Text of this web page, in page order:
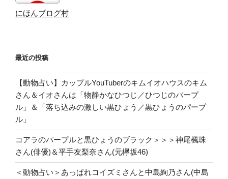
にほんブログ村
最近の投稿
【動物占い】カップルYouTuberのキムイオハウスのキム
さん＆イオさんは「物静かなひつじ／ひつじのパープ
ル」＆「落ち込みの激しい黒ひょう／黒ひょうのパープ
ル」
コアラのパープルと黒ひょうのブラック＞＞＞神尾楓珠
さん(俳優)＆平手友梨奈さん(元欅坂46)
＜動物占い＞あっぱれコイズミさんと中島絢乃さん(中島